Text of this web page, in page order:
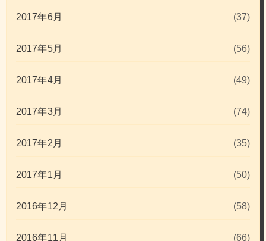
2017年6月 (37)
2017年5月 (56)
2017年4月 (49)
2017年3月 (74)
2017年2月 (35)
2017年1月 (50)
2016年12月 (58)
2016年11月 (66)